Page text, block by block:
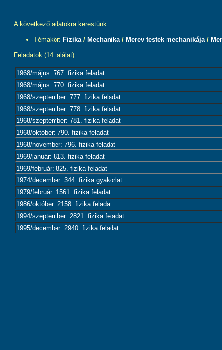
A következő adatokra kerestünk:
Témakör: Fizika/ Mechanika/ Merev testek mechanikája/
Feladatok (14 találat):
1968/május: 767. fizika feladat
1968/május: 770. fizika feladat
1968/szeptember: 777. fizika feladat
1968/szeptember: 778. fizika feladat
1968/szeptember: 781. fizika feladat
1968/október: 790. fizika feladat
1968/november: 796. fizika feladat
1969/január: 813. fizika feladat
1969/február: 825. fizika feladat
1974/december: 344. fizika gyakorlat
1979/február: 1561. fizika feladat
1986/október: 2158. fizika feladat
1994/szeptember: 2821. fizika feladat
1995/december: 2940. fizika feladat